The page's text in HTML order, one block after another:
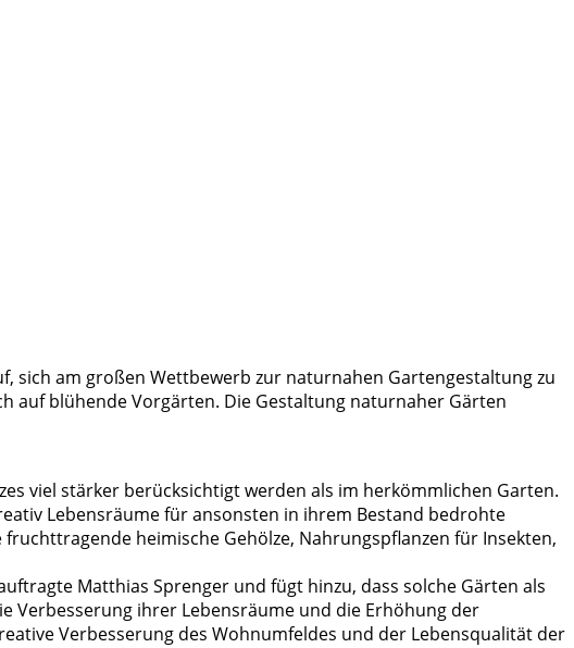
sich am großen Wettbewerb zur naturnahen Gartengestaltung zu
auf blühende Vorgärten. Die Gestaltung naturnaher Gärten
viel stärker berücksichtigt werden als im herkömmlichen Garten.
Lebensräume für ansonsten in ihrem Bestand bedrohte
heimische Gehölze, Nahrungspflanzen für Insekten,
Matthias Sprenger und fügt hinzu, dass solche Gärten als
Verbesserung ihrer Lebensräume und die Erhöhung der
Verbesserung des Wohnumfeldes und der Lebensqualität der